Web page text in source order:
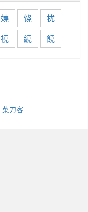
嬈 饶
扰
襓 繞 饒
菜刀客